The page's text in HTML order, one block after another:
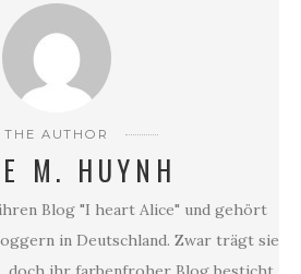
THE AUTHOR
M. HUYNH
Blog "I heart Alice" und gehört
in Deutschland. Zwar trägt sie